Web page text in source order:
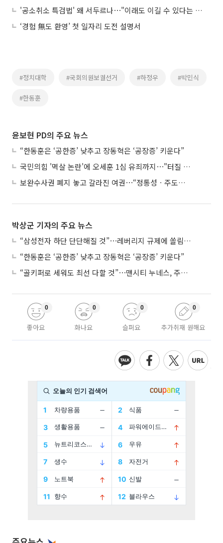
'공소취소 특검법' 왜 서두르나⋯"이래도 이길 수 있다는 계산"
‘경험 無도 환영’ 첫 일자리 도전 설명서
#정치대학 #국회의원보궐선거 #하정우 #박민식
#한동훈
윤보현 PD의 주요 뉴스
“한동훈은 ‘공한증’ 낮추고 장동혁은 ‘공장증’ 키운다”
국민의힘 '멱살 논란'에 오세훈 1심 유죄까지⋯"터질 게 터졌다"
보완수사권 폐지 놓고 갈라진 여권⋯“정통성ㆍ주도권 싸움”
박상군 기자의 주요 뉴스
“삼성전자 하단 단단해질 것”⋯레버리지 규제에 쏠림 완화
“한동훈은 ‘공한증’ 낮추고 장동혁은 ‘공장증’ 키운다”
“골키퍼로 세워도 최선 다할 것”⋯맨시티 누네스, 주전 경쟁 각오
좋아요
0
화나요
0
슬퍼요
0
추가취재 원해요
0